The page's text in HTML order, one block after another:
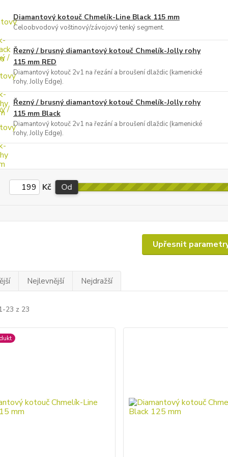
Diamantový kotouč Chmelík-Line Black 115 mm
Celoobvodový voštinový/závojový tenký segment.
Řezný / brusný diamantový kotouč Chmelík-Jolly rohy
115 mm RED
Diamantový kotouč 2v1 na řezání a broušení dlaždic (kamenické
rohy, Jolly Edge).
Řezný / brusný diamantový kotouč Chmelík-Jolly rohy
115 mm Black
Diamantový kotouč 2v1 na řezání a broušení dlaždic (kamenické
rohy, Jolly Edge).
Upřesnit
Kč Od
Nejlevnější Nejdražší
23 z 23